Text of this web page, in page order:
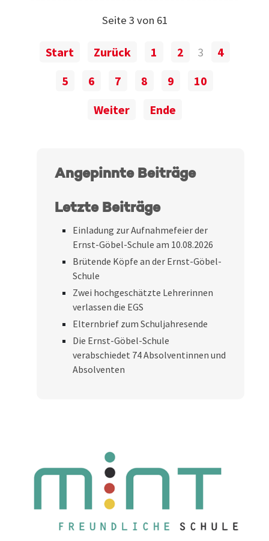
Seite 3 von 61
Start Zurück 1 2 3
4
5
6 7 8 9
10
Weiter
Ende
Angepinnte Beiträge
Letzte Beiträge
Einladung zur Aufnahmefeier der
Ernst-Göbel-Schule am 10.08.2026
Brütende Köpfe an der Ernst-Göbel-
Schule
Zwei hochgeschätzte Lehrerinnen
verlassen die EGS
Elternbrief zum Schuljahresende
Die Ernst-Göbel-Schule
verabschiedet 74 Absolventinnen und
Absolventen